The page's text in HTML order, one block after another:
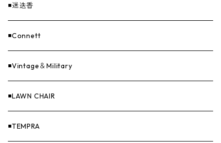
Others（その他）
焚火
寝具
ファニチャー
収納
ナイフ＆アックス
CAP
GOODS
バンダナ＆手ぬぐい
◾️迷迭香
◾️Connett
◾️Vintage＆Military
◾️LAWN CHAIR
◾️TEMPRA